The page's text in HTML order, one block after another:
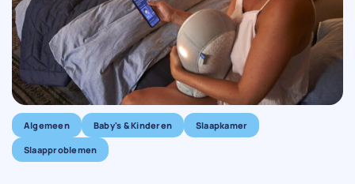
Algemeen Baby's & Kinderen Slaapkamer
Slaapproblemen